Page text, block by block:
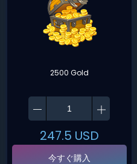
2500 Gold
247.5 USD
今すぐ購入